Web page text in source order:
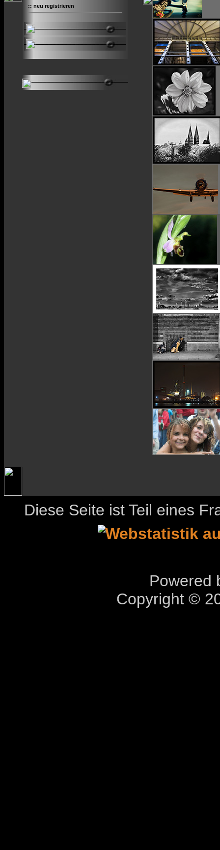
:: neu registrieren
Diese Seite ist Teil eines
Powered
Copyright ©